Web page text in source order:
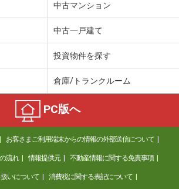
中古マンション
中古一戸建て
投資物件を探す
倉庫/トランクルーム
PC版へ
お客さまご利用端末からの情報の外部送信について
流れ 情報提供元 不動産情報に関する免責事項
いについて 消費税に関する表記について